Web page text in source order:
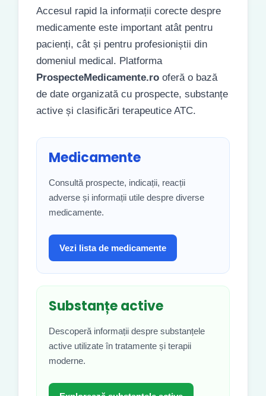
Accesul rapid la informații corecte despre
medicamente este important atât pentru
pacienți, cât și pentru profesioniștii din
domeniul medical. Platforma
ProspecteMedicamente.ro oferă o bază
de date organizată cu prospecte, substanțe
active și clasificări terapeutice ATC.
Medicamente
Consultă prospecte, indicații, reacții
adverse și informații utile despre diverse
medicamente.
Vezi lista de medicamente
Substanțe active
Descoperă informații despre substanțele
active utilizate în tratamente și terapii
moderne.